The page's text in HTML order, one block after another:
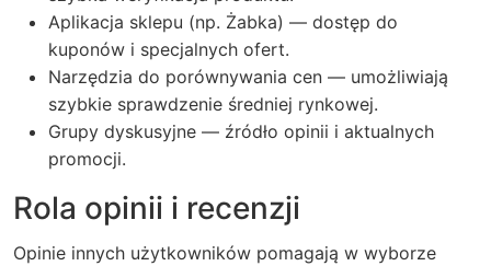
Aplikacja sklepu (np. Żabka) — dostęp do
kuponów i specjalnych ofert.
Narzędzia do porównywania cen — umożliwiają
szybkie sprawdzenie średniej rynkowej.
Grupy dyskusyjne — źródło opinii i aktualnych
promocji.
Rola opinii i recenzji
Opinie innych użytkowników pomagają w wyborze